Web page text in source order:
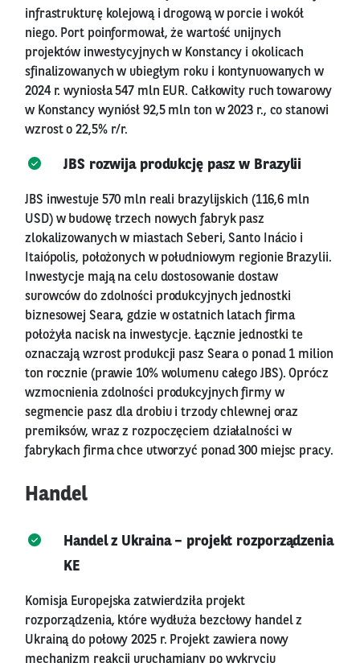
infrastrukturę kolejową i drogową w porcie i wokół
niego. Port poinformował, że wartość unijnych
projektów inwestycyjnych w Konstancy i okolicach
sfinalizowanych w ubiegłym roku i kontynuowanych w
2024 r. wyniosła 547 mln EUR. Całkowity ruch towarowy
w Konstancy wyniósł 92,5 mln ton w 2023 r., co stanowi
wzrost o 22,5% r/r.
JBS rozwija produkcję pasz w Brazylii
JBS inwestuje 570 mln reali brazylijskich (116,6 mln
USD) w budowę trzech nowych fabryk pasz
zlokalizowanych w miastach Seberi, Santo Inácio i
Itaiópolis, położonych w południowym regionie Brazylii.
Inwestycje mają na celu dostosowanie dostaw
surowców do zdolności produkcyjnych jednostki
biznesowej Seara, gdzie w ostatnich latach firma
położyła nacisk na inwestycje. Łącznie jednostki te
oznaczają wzrost produkcji pasz Seara o ponad 1 milion
ton rocznie (prawie 10% wolumenu całego JBS). Oprócz
wzmocnienia zdolności produkcyjnych firmy w
segmencie pasz dla drobiu i trzody chlewnej oraz
premiksów, wraz z rozpoczęciem działalności w
fabrykach firma chce utworzyć ponad 300 miejsc pracy.
Handel
Handel z Ukraina – projekt rozporządzenia
KE
Komisja Europejska zatwierdziła projekt
rozporządzenia, które wydłuża bezcłowy handel z
Ukrainą do połowy 2025 r. Projekt zawiera nowy
mechanizm reakcji uruchamiany po wykryciu